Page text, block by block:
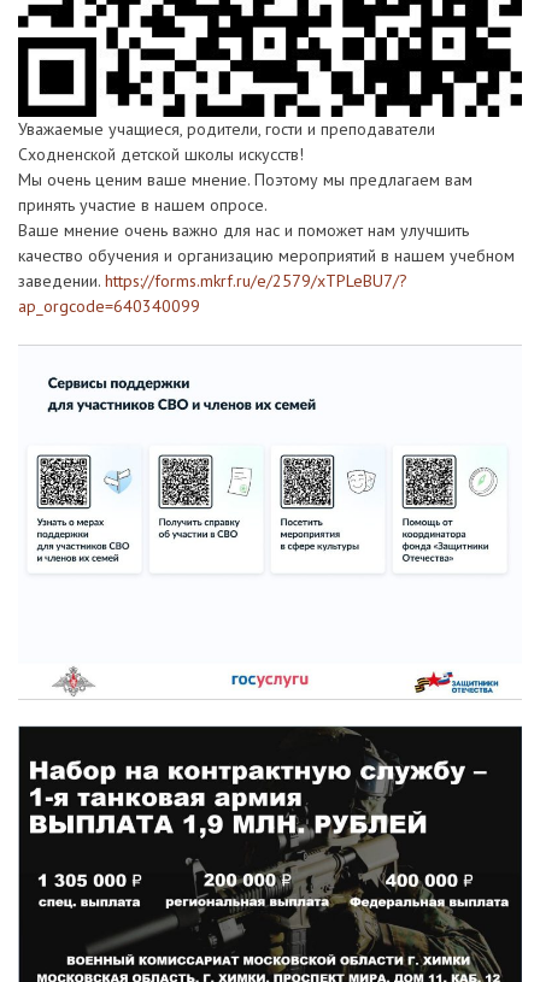
Уважаемые учащиеся, родители, гости и преподаватели
Сходненской детской школы искусств!
Мы очень ценим ваше мнение. Поэтому мы предлагаем вам
принять участие в нашем опросе.
Ваше мнение очень важно для нас и поможет нам улучшить
качество обучения и организацию мероприятий в нашем учебном
заведении. https://forms.mkrf.ru/e/2579/xTPLeBU7/?
ap_orgcode=640340099